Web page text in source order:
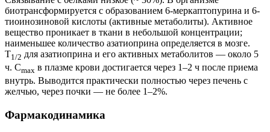
биотрансформируется с образованием 6-меркаптопурина и 6-
тиоинозиновой кислоты (активные метаболиты). Активное
вещество проникает в ткани в небольшой концентрации;
наименьшее количество азатиоприна определяется в мозге.
T1/2 для азатиоприна и его активных метаболитов — около 5
ч. Cmax в плазме крови достигается через 1–2 ч после приема
внутрь. Выводится практически полностью через печень с
желчью, через почки — не более 1–2%.
Фармакодинамика